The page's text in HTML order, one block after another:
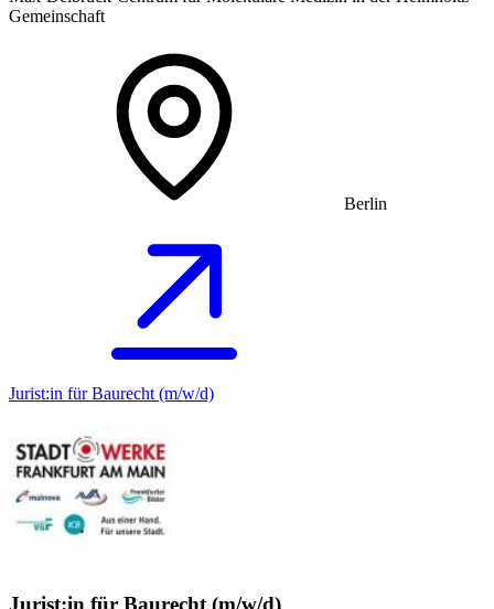
Gemeinschaft
Berlin
Jurist:in für Baurecht (m/w/d)
Jurist:in für Baurecht (m/w/d)